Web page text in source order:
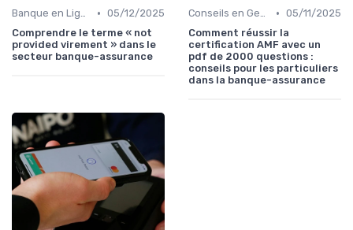
Banque en Ligne et Mobile • 05/12/2025
Comprendre le terme « not
provided virement » dans le
secteur banque-assurance
Conseils en Gestion de Patrimoine • 05/11/2025
Comment réussir la
certification AMF avec un
pdf de 2000 questions :
conseils pour les particuliers
dans la banque-assurance